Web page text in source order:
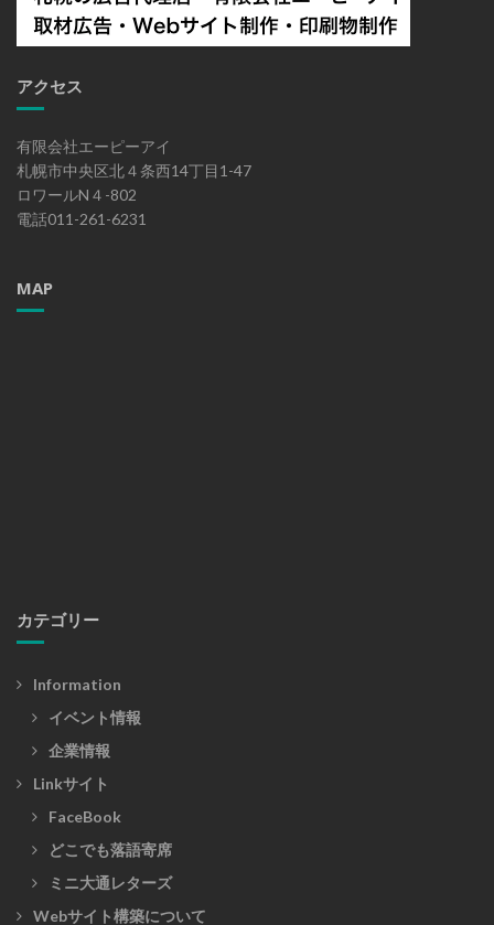
アクセス
有限会社エーピーアイ
札幌市中央区北４条西14丁目1-47
ロワールN４-802
電話011-261-6231
MAP
カテゴリー
Information
イベント情報
企業情報
Linkサイト
FaceBook
どこでも落語寄席
ミニ大通レターズ
Webサイト構築について